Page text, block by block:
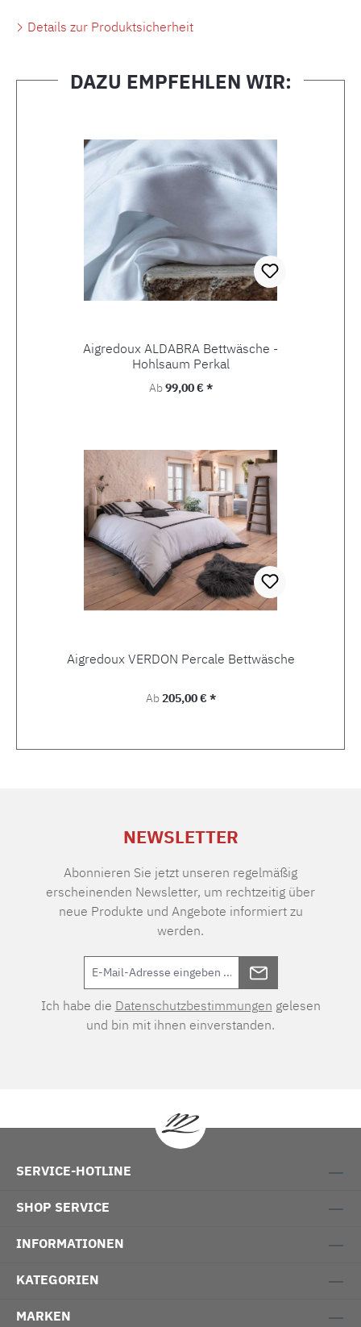
Details zur Produktsicherheit
DAZU EMPFEHLEN WIR:
Aigredoux ALDABRA Bettwäsche -
Hohlsaum Perkal
Regulärer Preis:
Ab99,00 € *
Aigredoux VERDON Percale Bettwäsche
Regulärer Preis:
Ab205,00 € *
NEWSLETTER
Abonnieren Sie jetzt unseren regelmäßig
erscheinenden Newsletter, um rechtzeitig über
neue Produkte und Angebote informiert zu
werden.
Ich habe die Datenschutzbestimmungen gelesen
und bin mit ihnen einverstanden.
SERVICE-HOTLINE
SHOP SERVICE
INFORMATIONEN
KATEGORIEN
MARKEN